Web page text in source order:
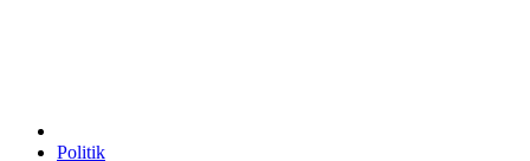
Politik